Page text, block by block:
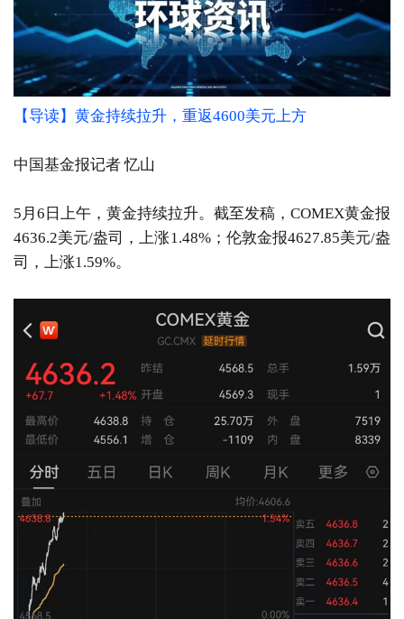
【导读】黄金持续拉升，重返4600美元上方
中国基金报记者 忆山
5月6日上午，黄金持续拉升。截至发稿，COMEX黄金报
4636.2美元/盎司，上涨1.48%；伦敦金报4627.85美元/盎
司，上涨1.59%。